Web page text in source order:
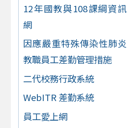
12年國教與108課綱資訊
網
因應嚴重特殊傳染性肺炎
教職員工差勤管理措施
二代校務行政系統
WebITR 差勤系統
員工愛上網